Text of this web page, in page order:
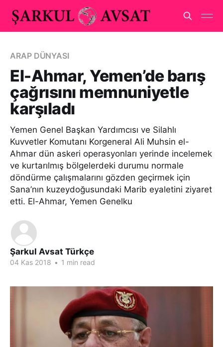
ARAP DÜNYASI
El-Ahmar, Yemen’de barış
çağrısını memnuniyetle
karşıladı
Yemen Genel Başkan Yardımcısı ve Silahlı
Kuvvetler Komutanı Korgeneral Ali Muhsin el-
Ahmar dün askeri operasyonları yerinde incelemek
ve kurtarılmış bölgelerdeki durumu normale
döndürme çalışmalarını gözden geçirmek için
Sana’nın kuzeydoğusundaki Marib eyaletini ziyaret
etti. El-Ahmar, Yemen Genelku
Şarkul Avsat Türkçe
04 Kas 2018 • 1 min read